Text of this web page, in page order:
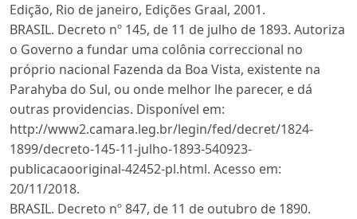
Edição, Rio de janeiro, Edições Graal, 2001.
BRASIL. Decreto nº 145, de 11 de julho de 1893. Autoriza
o Governo a fundar uma colônia correccional no
próprio nacional Fazenda da Boa Vista, existente na
Parahyba do Sul, ou onde melhor lhe parecer, e dá
outras providencias. Disponível em:
http://www2.camara.leg.br/legin/fed/decret/1824-
1899/decreto-145-11-julho-1893-540923-
publicacaooriginal-42452-pl.html. Acesso em:
20/11/2018.
BRASIL. Decreto nº 847, de 11 de outubro de 1890.